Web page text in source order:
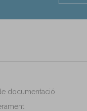
documentació